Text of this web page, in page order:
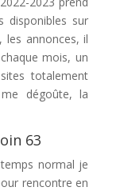
disponibles sur
les annonces, il
mois, un
totalement
dégoûte, la
63
normal je
rencontre en